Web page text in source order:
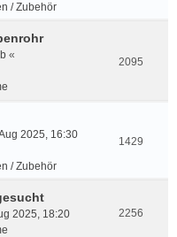
/ Zubehör
«
2095
2025, 16:30
/ Zubehör
1429
2025, 18:20
2256